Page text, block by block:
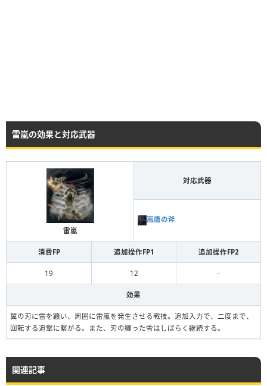
雷嵐の効果と対応武器
雷嵐
対応武器
嵐鷹の斧
消費FP 追加操作FP1 追加操作FP2
19 12 -
効果
翼の刃に雷を纏い、周囲に雷嵐を発生させる戦技。追加入力で、二度まで、
回転する追撃に繋がる。また、刃の纏った雪はしばらく継続する。
関連記事